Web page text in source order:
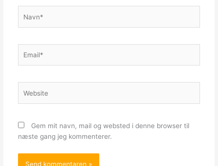
Gem mit navn, mail og websted i denne browser til
næste gang jeg kommenterer.